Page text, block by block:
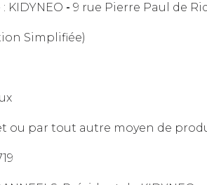
: KIDYNEO - 9 rue Pierre Paul de
Simplifiée)
ou par tout autre moyen de